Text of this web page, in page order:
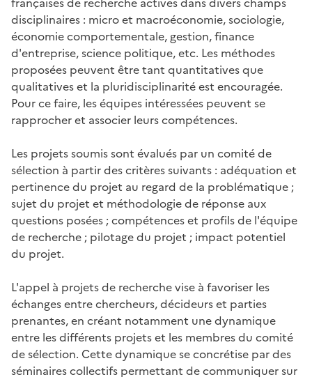
disciplinaires : micro et macroéconomie, sociologie,
économie comportementale, gestion, finance
d'entreprise, science politique, etc. Les méthodes
proposées peuvent être tant quantitatives que
qualitatives et la pluridisciplinarité est encouragée.
Pour ce faire, les équipes intéressées peuvent se
rapprocher et associer leurs compétences.
Les projets soumis sont évalués par un comité de
sélection à partir des critères suivants : adéquation et
pertinence du projet au regard de la problématique ;
sujet du projet et méthodologie de réponse aux
questions posées ; compétences et profils de l'équipe
de recherche ; pilotage du projet ; impact potentiel
du projet.
L'appel à projets de recherche vise à favoriser les
échanges entre chercheurs, décideurs et parties
prenantes, en créant notamment une dynamique
entre les différents projets et les membres du comité
de sélection. Cette dynamique se concrétise par des
séminaires collectifs permettant de communiquer sur